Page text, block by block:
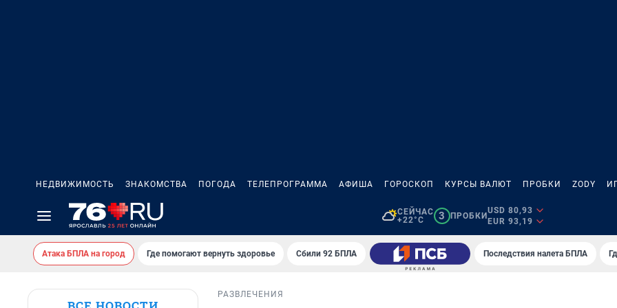
НЕДВИЖИМОСТЬ ЗНАКОМСТВА ПОГОДА ТЕЛЕПРОГРАММА АФИША ГОРОСКОП КУРСЫ ВАЛЮТ ПРОБКИ ZODY
СЕЙЧАС
+22°C
3 ПРОБКИ
USD 80,93
EUR 93,19
Атака БПЛА на город Где помогают вернуть здоровье Сбили 92 БПЛА Последствия налета БПЛА
РАЗВЛЕЧЕНИЯ